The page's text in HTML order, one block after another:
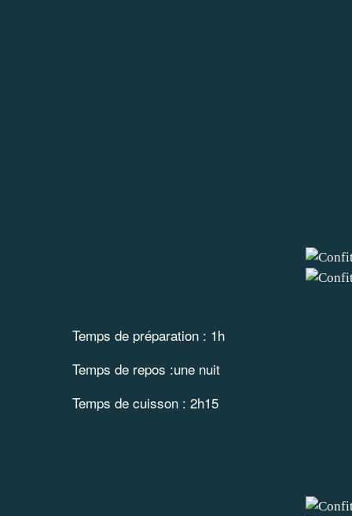
Temps de préparation : 1h
Temps de repos :une nuit
Temps de cuisson : 2h15